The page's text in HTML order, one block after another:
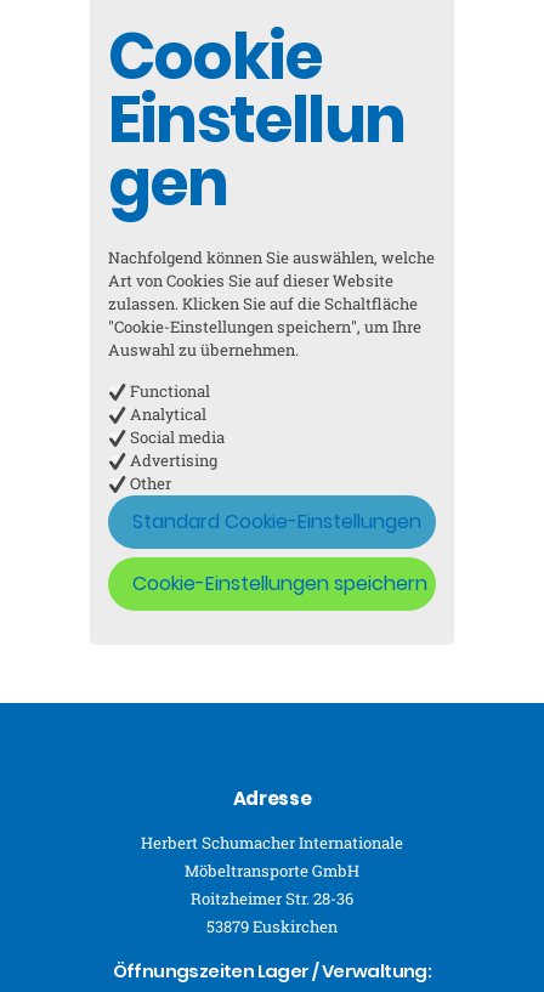
Cookie
Einstellun
gen
Nachfolgend können Sie auswählen, welche
Art von Cookies Sie auf dieser Website
zulassen. Klicken Sie auf die Schaltfläche
"Cookie-Einstellungen speichern", um Ihre
Auswahl zu übernehmen.
Functional
Analytical
Social media
Advertising
Other
Standard Cookie-Einstellungen
Cookie-Einstellungen speichern
Adresse
Herbert Schumacher Internationale
Möbeltransporte GmbH
Roitzheimer Str. 28-36
53879 Euskirchen
Öffnungszeiten Lager / Verwaltung: